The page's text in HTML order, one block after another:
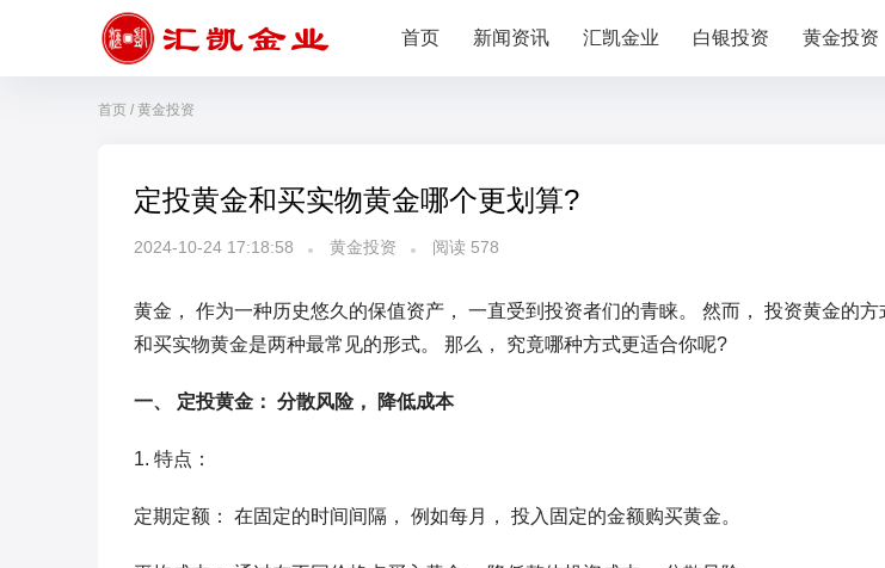
首页 新闻资讯 汇凯金业 白银投资 黄金投资
首页 / 黄金投资
定投黄金和买实物黄金哪个更划算?
2024-10-24 17:18:58 黄金投资 阅读 578
黄金， 作为一种历史悠久的保值资产， 一直受到投资者们的青睐。 然而， 投资黄金的
和买实物黄金是两种最常见的形式。 那么， 究竟哪种方式更适合你呢?
一、 定投黄金： 分散风险， 降低成本
1. 特点：
定期定额： 在固定的时间间隔， 例如每月， 投入固定的金额购买黄金。